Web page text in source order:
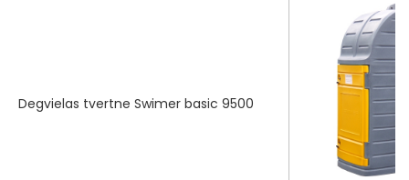
Degvielas tvertne Swimer basic 9500